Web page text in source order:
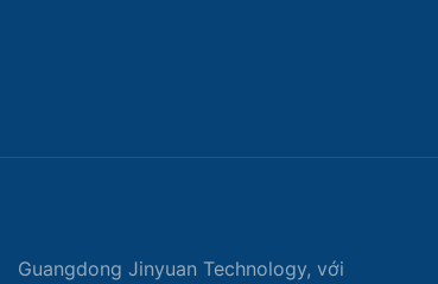
Guangdong Jinyuan Technology, với